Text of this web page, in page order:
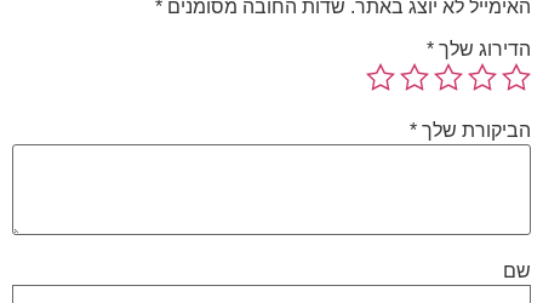
האימייל לא יוצג באתר. שדות החובה מסומנים *
הדירוג שלך *
הביקורת שלך *
שם